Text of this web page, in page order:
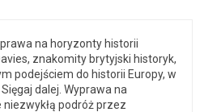
na horyzonty historii
znakomity brytyjski historyk,
podejściem do historii Europy, w
dalej. Wyprawa na
podróż przez